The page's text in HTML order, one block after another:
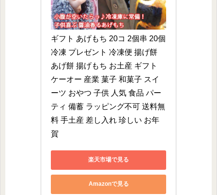
ギフト あげもち 20コ 2個串 20個
冷凍 プレゼント 冷凍便 揚げ餅
あげ餅 揚げもち お土産 ギフト
ケーオー 産業 菓子 和菓子 スイ
ーツ おやつ 子供 人気 食品 パー
ティ 備蓄 ラッピング不可 送料無
料 手土産 差し入れ 珍しい お年
賀
楽天市場で見る
Amazonで見る